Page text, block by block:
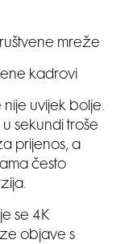
mreže
kadrovi
nije uvijek bolje.
sekundi troše
prijenos, a
često
se 4K
objave s